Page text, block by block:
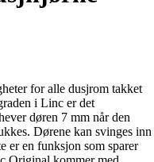
for alle dusjrom takket
i Linc er det
døren 7 mm når den
Dørene kan svinges inn
er en funksjon som sparer